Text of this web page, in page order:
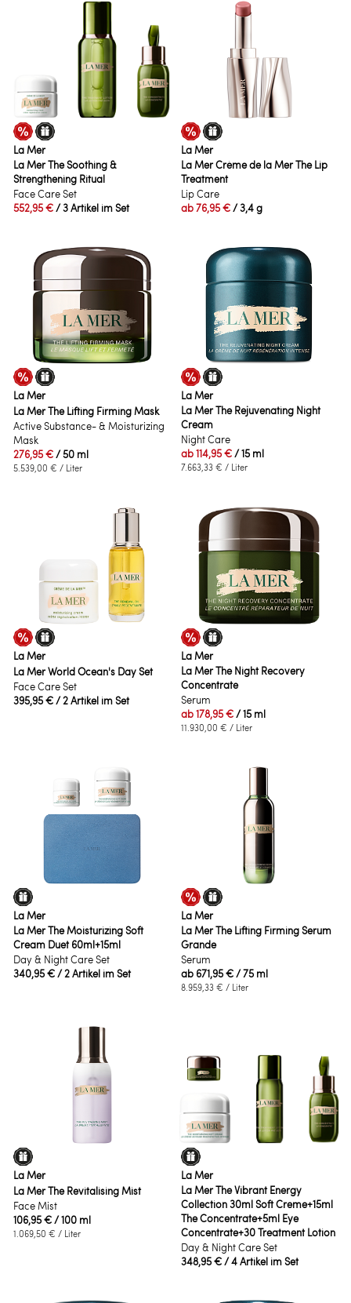
La Mer
La Mer The Soothing &
Strengthening Ritual
Face Care Set
552,95 €/ 3 Artikel im Set
La Mer
La Mer Crème de la Mer The Lip
Treatment
Lip Care
ab76,95 €/ 3,4 g
La Mer
La Mer The Lifting Firming Mask
Active Substance- & Moisturizing
Mask
276,95 €/ 50 ml
5.539,00 € / Liter
La Mer
La Mer The Rejuvenating Night
Cream
Night Care
ab114,95 €/ 15 ml
7.663,33 € / Liter
La Mer
La Mer World Ocean's Day Set
Face Care Set
395,95 €/ 2 Artikel im Set
La Mer
La Mer The Night Recovery
Concentrate
Serum
ab178,95 €/ 15 ml
11.930,00 € / Liter
La Mer
La Mer The Moisturizing Soft
Cream Duet 60ml+15ml
Day & Night Care Set
340,95 €/ 2 Artikel im Set
La Mer
La Mer The Lifting Firming Serum
Grande
Serum
ab 671,95 €/ 75 ml
8.959,33 € / Liter
La Mer
La Mer The Revitalising Mist
Face Mist
106,95 €/ 100 ml
1.069,50 € / Liter
La Mer
La Mer The Vibrant Energy
Collection 30ml Soft Creme+15ml
The Concentrate+5ml Eye
Concentrate+30 Treatment Lotion
Day & Night Care Set
348,95 €/ 4 Artikel im Set